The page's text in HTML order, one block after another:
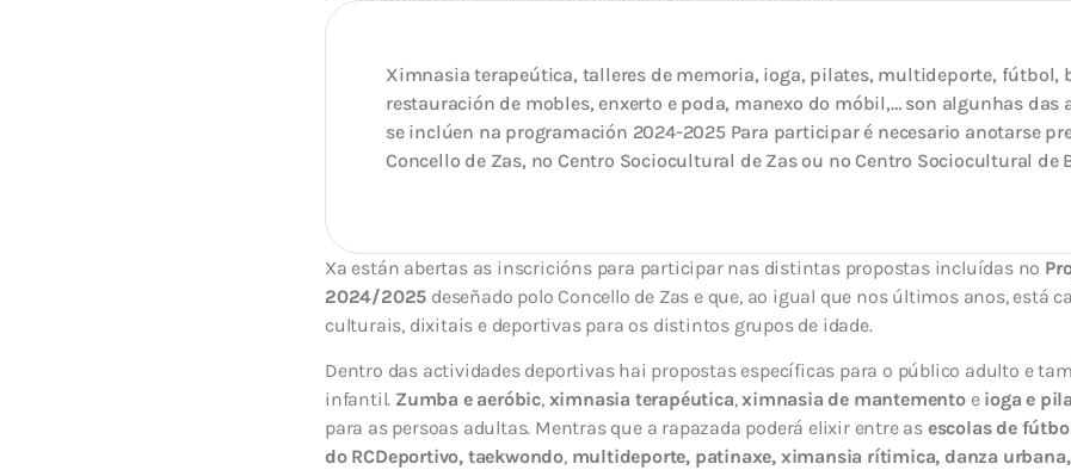
Ximnasia terapeútica, talleres de memoria, ioga, pilates, multideporte, fútbol,
restauración de mobles, enxerto e poda, manexo do móbil,… son algunhas das
se inclúen na programación 2024-2025 Para participar é necesario anotarse
Concello de Zas, no Centro Sociocultural de Zas ou no Centro Sociocultural de
Xa están abertas as inscricións para participar nas distintas propostas incluídas no
2024/2025 deseñado polo Concello de Zas e que, ao igual que nos últimos anos, está
culturais, dixitais e deportivas para os distintos grupos de idade.
Dentro das actividades deportivas hai propostas específicas para o público adulto e
infantil. Zumba e aeróbic, ximnasia terapéutica,ximnasia de mantementoe ioga e
para as persoas adultas. Mentras que a rapazada poderá elixir entre as escolas de
do RCDeportivo, taekwondo, multideporte, patinaxe, ximansia rítimica, danza